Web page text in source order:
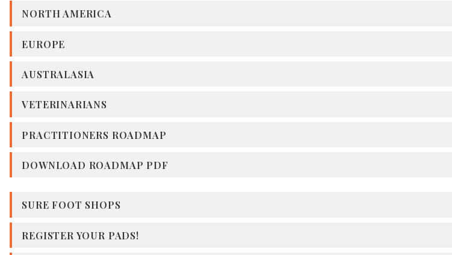
NORTH AMERICA
EUROPE
AUSTRALASIA
VETERINARIANS
PRACTITIONERS ROADMAP
DOWNLOAD ROADMAP PDF
SURE FOOT SHOPS
REGISTER YOUR PADS!